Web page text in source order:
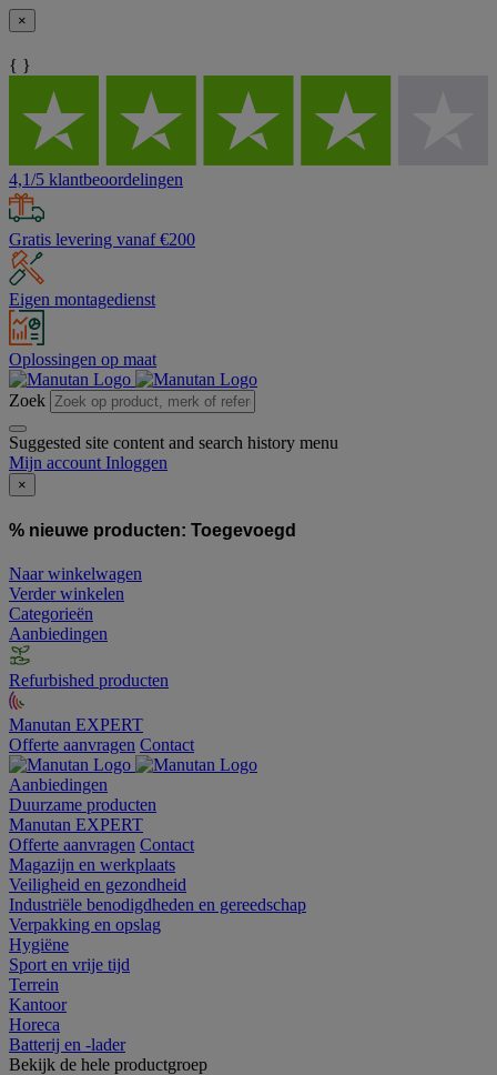
×
{ }
4,1/5 klantbeoordelingen
Gratis levering vanaf €200
Eigen montagedienst
Oplossingen op maat
Zoek
Suggested site content and search history menu
Mijn account Inloggen
×
% nieuwe producten: Toegevoegd
Naar winkelwagen
Verder winkelen
Categorieën
Aanbiedingen
Refurbished producten
Manutan EXPERT
Offerte aanvragen Contact
Aanbiedingen
Duurzame producten
Manutan EXPERT
Offerte aanvragen Contact
Magazijn en werkplaats
Veiligheid en gezondheid
Industriële benodigdheden en gereedschap
Verpakking en opslag
Hygiëne
Sport en vrije tijd
Terrein
Kantoor
Horeca
Batterij en -lader
Bekijk de hele productgroep